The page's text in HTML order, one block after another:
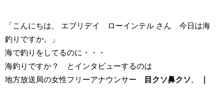
「こんにちは、 エブリデイ ローインテル さん 今日は海
釣りですか。」
海で釣りをしてるのに・・・
海釣りですか？ とインタビューするのは
地方放送局の女性フリーアナウンサー
目クソ鼻クソ。